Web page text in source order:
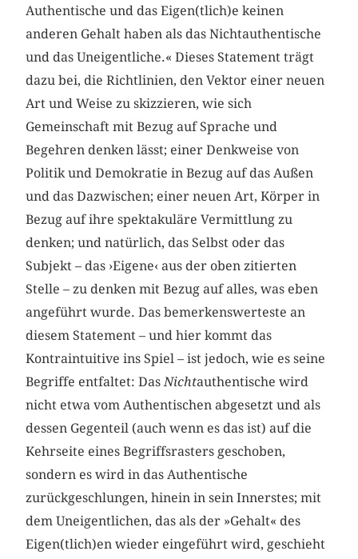
Authentische und das Eigen(tlich)e keinen
anderen Gehalt haben als das Nichtauthentische
und das Uneigentliche.« Dieses Statement trägt
dazu bei, die Richtlinien, den Vektor einer neuen
Art und Weise zu skizzieren, wie sich
Gemeinschaft mit Bezug auf Sprache und
Begehren denken lässt; einer Denkweise von
Politik und Demokratie in Bezug auf das Außen
und das Dazwischen; einer neuen Art, Körper in
Bezug auf ihre spektakuläre Vermittlung zu
denken; und natürlich, das Selbst oder das
Subjekt – das ›Eigene‹ aus der oben zitierten
Stelle – zu denken mit Bezug auf alles, was eben
angeführt wurde. Das bemerkenswerteste an
diesem Statement – und hier kommt das
Kontraintuitive ins Spiel – ist jedoch, wie es seine
Begriffe entfaltet: DasNichtauthentische wird
nicht etwa vom Authentischen abgesetzt und als
dessen Gegenteil (auch wenn es das ist) auf die
Kehrseite eines Begriffsrasters geschoben,
sondern es wird in das Authentische
zurückgeschlungen, hinein in sein Innerstes; mit
dem Uneigentlichen, das als der »Gehalt« des
Eigen(tlich)en wieder eingeführt wird, geschieht